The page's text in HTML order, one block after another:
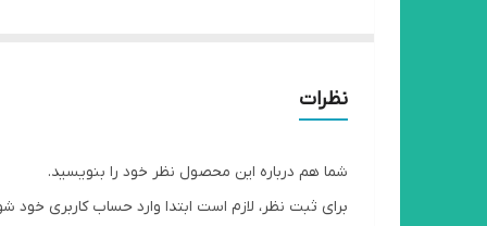
نظرات
شما هم درباره این محصول نظر خود را بنویسید.
برای ثبت نظر، لازم است ابتدا وارد حساب کاربری خود